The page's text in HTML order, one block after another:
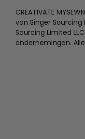
CREATIVATE
van Singer Sourcing
Sourcing Limited
ondernemingen.